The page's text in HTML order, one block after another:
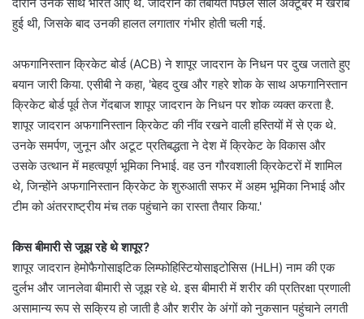
हुई थी, जिसके बाद उनकी हालत लगातार गंभीर होती चली गई.
अफगानिस्तान क्रिकेट बोर्ड (ACB) ने शापूर जादरान के निधन पर दुख जताते हुए
बयान जारी किया. एसीबी ने कहा, 'बेहद दुख और गहरे शोक के साथ अफगानिस्तान
क्रिकेट बोर्ड पूर्व तेज गेंदबाज शापूर जादरान के निधन पर शोक व्यक्त करता है.
शापूर जादरान अफगानिस्तान क्रिकेट की नींव रखने वाली हस्तियों में से एक थे.
उनके समर्पण, जुनून और अटूट प्रतिबद्धता ने देश में क्रिकेट के विकास और
उसके उत्थान में महत्वपूर्ण भूमिका निभाई. वह उन गौरवशाली क्रिकेटरों में शामिल
थे, जिन्होंने अफगानिस्तान क्रिकेट के शुरुआती सफर में अहम भूमिका निभाई और
टीम को अंतरराष्ट्रीय मंच तक पहुंचाने का रास्ता तैयार किया.'
किस बीमारी से जूझ रहे थे शापूर?
शापूर जादरान हेमोफैगोसाइटिक लिम्फोहिस्टियोसाइटोसिस (HLH) नाम की एक
दुर्लभ और जानलेवा बीमारी से जूझ रहे थे. इस बीमारी में शरीर की प्रतिरक्षा प्रणाली
असामान्य रूप से सक्रिय हो जाती है और शरीर के अंगों को नुकसान पहुंचाने लगती